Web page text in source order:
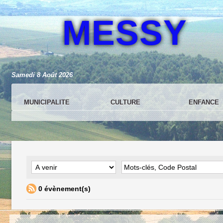
MESSY
Samedi 8 Août 2026
MUNICIPALITE CULTURE ENFANCE
0 évènement(s)